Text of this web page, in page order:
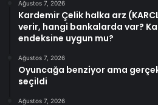
Ağustos 7, 2026
Kardemir Çelik halka arz
verir, hangi bankalarda var?
endeksine uygun mu?
Ağustos 7, 2026
Oyuncağa benziyor ama
seçildi
Ağustos 7, 2026